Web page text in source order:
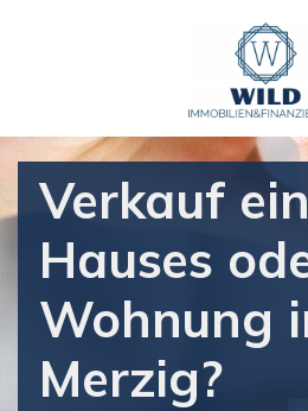
Verkauf
Hauses
Wohnung
Merzig?